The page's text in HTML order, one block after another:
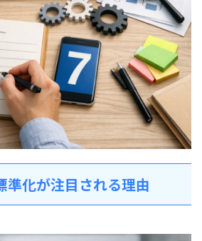
準化が注目される理由